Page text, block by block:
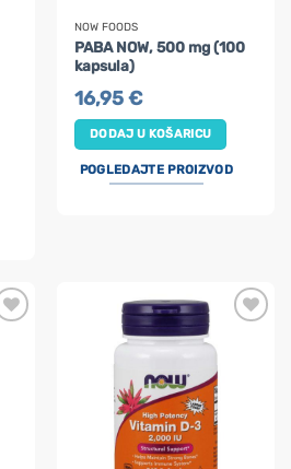
NOW FOODS
PABA NOW, 500 mg (100
kapsula)
16,95€
DODAJ U KOŠARICU
POGLEDAJTE PROIZVOD